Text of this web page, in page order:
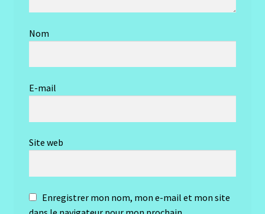
Nom
E-mail
Site web
Enregistrer mon nom, mon e-mail et mon site